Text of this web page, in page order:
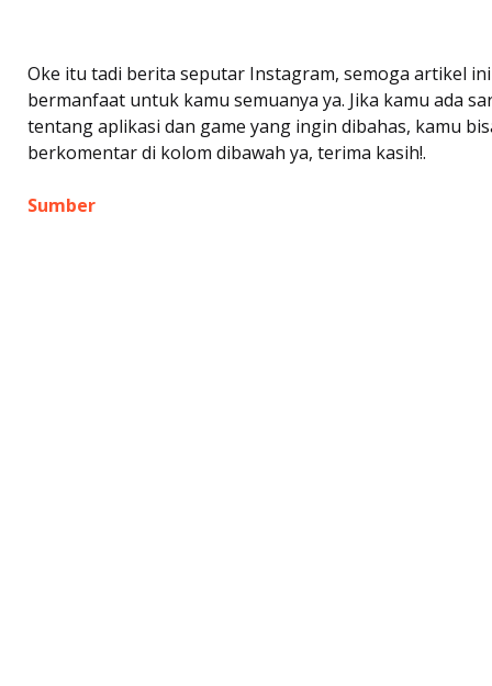
Oke itu tadi berita seputar Instagram, semoga artikel ini
bermanfaat untuk kamu semuanya ya. Jika kamu ada
tentang aplikasi dan game yang ingin dibahas, kamu
berkomentar di kolom dibawah ya, terima kasih!.
Sumber